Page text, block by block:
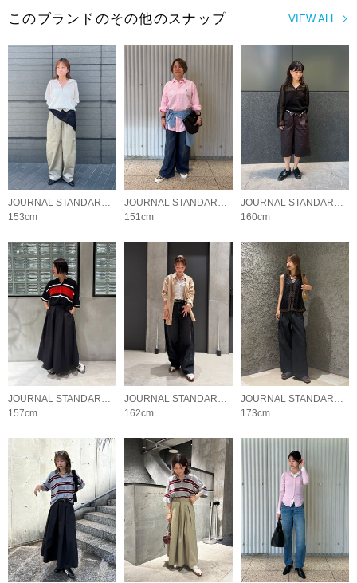
VIEW ALL
このブランドのその他のスナップ
JOURNAL STANDARD LADYS
153cm
JOURNAL STANDARD LADYS
151cm
JOURNAL STANDARD LADYS
160cm
JOURNAL STANDARD LADYS
157cm
JOURNAL STANDARD LADYS
162cm
JOURNAL STANDARD LADYS
173cm